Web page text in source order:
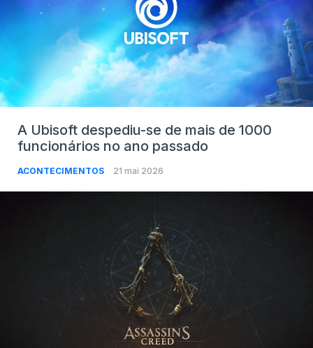
A Ubisoft despediu-se de mais de 1000
funcionários no ano passado
ACONTECIMENTOS 21 mai 2026